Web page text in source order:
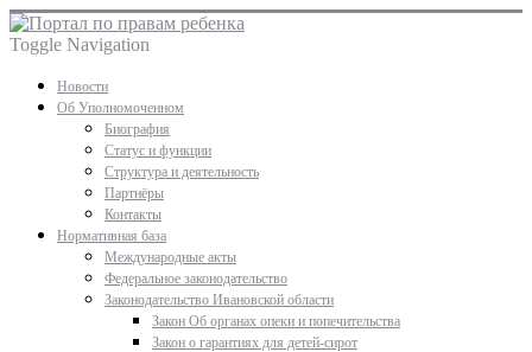
Toggle Navigation
Новости
Об Уполномоченном
Биография
Статус и функции
Структура и деятельность
Партнёры
Контакты
Нормативная база
Международные акты
Федеральное законодательство
Законодательство Ивановской области
Закон Об органах опеки и попечительства
Закон о гарантиях для детей-сирот